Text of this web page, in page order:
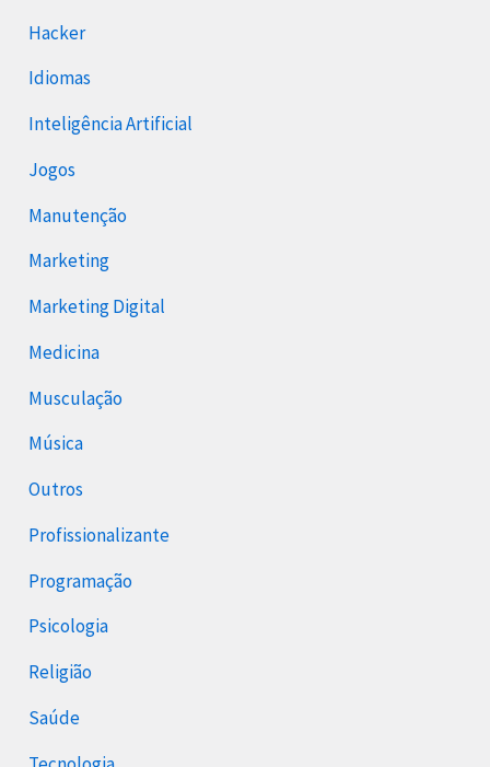
Hacker
Idiomas
Inteligência Artificial
Jogos
Manutenção
Marketing
Marketing Digital
Medicina
Musculação
Música
Outros
Profissionalizante
Programação
Psicologia
Religião
Saúde